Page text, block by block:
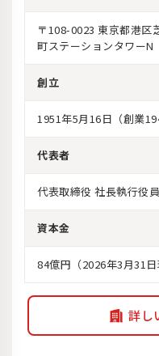
〒108-0023 東京都港区
町ステーションタワーN
創立
1951年5月16日（創業
代表者
代表取締役 社長執行役
資本金
84億円（2026年3月31日
詳し